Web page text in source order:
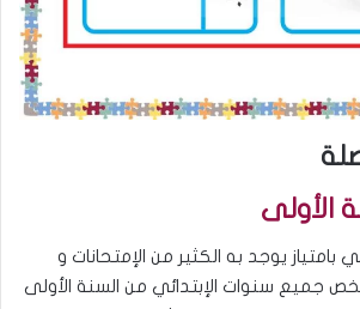
الأولى
يوجد به الكثير من الإمتحانات و
جميع سنوات الإبتدائي من السنة الأولى